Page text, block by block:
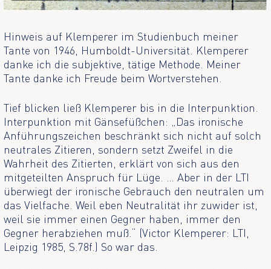
Hinweis auf Klemperer im Studienbuch meiner
Tante von 1946, Humboldt-Universität. Klemperer
danke ich die subjektive, tätige Methode. Meiner
Tante danke ich Freude beim Wortverstehen.
Tief blicken ließ Klemperer bis in die Interpunktion.
Interpunktion mit Gänsefüßchen: „Das ironische
Anführungszeichen beschränkt sich nicht auf solch
neutrales Zitieren, sondern setzt Zweifel in die
Wahrheit des Zitierten, erklärt von sich aus den
mitgeteilten Anspruch für Lüge. … Aber in der LTI
überwiegt der ironische Gebrauch den neutralen um
das Vielfache. Weil eben Neutralität ihr zuwider ist,
weil sie immer einen Gegner haben, immer den
Gegner herabziehen muß.“ (Victor Klemperer: LTI,
Leipzig 1985, S.78f.) So war das.